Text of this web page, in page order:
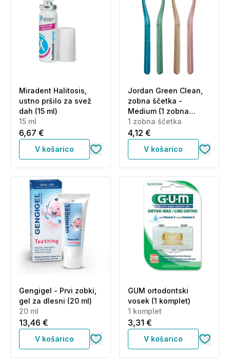
Miradent Halitosis,
ustno pršilo za svež
dah (15 ml)
15 ml
6,67 €
V košarico
Jordan Green Clean,
zobna ščetka -
Medium (1 zobna
ščetka)
1 zobna ščetka
4,12 €
V košarico
Gengigel - Prvi zobki,
gel za dlesni (20 ml)
20 ml
13,46 €
V košarico
GUM ortodontski
vosek (1 komplet)
1 komplet
3,31 €
V košarico